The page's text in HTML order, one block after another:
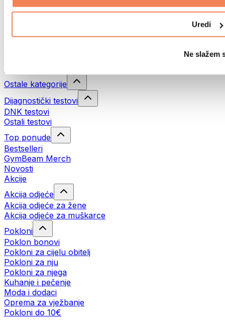
Uredi
Ne slažem
Eko kućanstvo
Ostale kategorije
Dijagnostički testovi
DNK testovi
Ostali testovi
Top ponude
Bestselleri
GymBeam Merch
Novosti
Akcije
Akcija odjeće
Akcija odjeće za žene
Akcija odjeće za muškarce
Pokloni
Poklon bonovi
Pokloni za cijelu obitelj
Pokloni za nju
Pokloni za njega
Kuhanje i pečenje
Moda i dodaci
Oprema za vježbanje
Pokloni do 10€